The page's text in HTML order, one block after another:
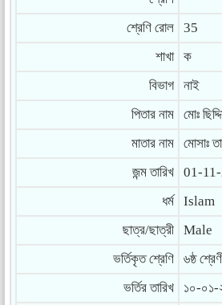
শ্রেণি রোল
35
শাখা
ক
বিভাগ
নাই
পিতার নাম
মোঃ
মাতার নাম
মোসাঃ
জন্ম তারিখ
01-
ধর্ম
Islam
ছাত্র/ছাত্রী
Male
ভর্তিকৃত শ্রেণি
৬ষ্ঠ
ভর্তির তারিখ
১০-০১-